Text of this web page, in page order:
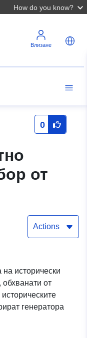
How do you know?
Влизане
0
от
(58)
Actions
исторически
обхванати от
генератора